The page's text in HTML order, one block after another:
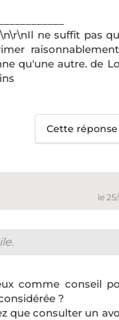
ne suffit pas
qu'une autre. de
Cette
le
comme conseil
?
que consulter un